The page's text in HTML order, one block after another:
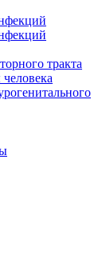
тракта